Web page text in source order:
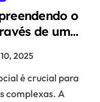
o
de uma
2025
complexas. A